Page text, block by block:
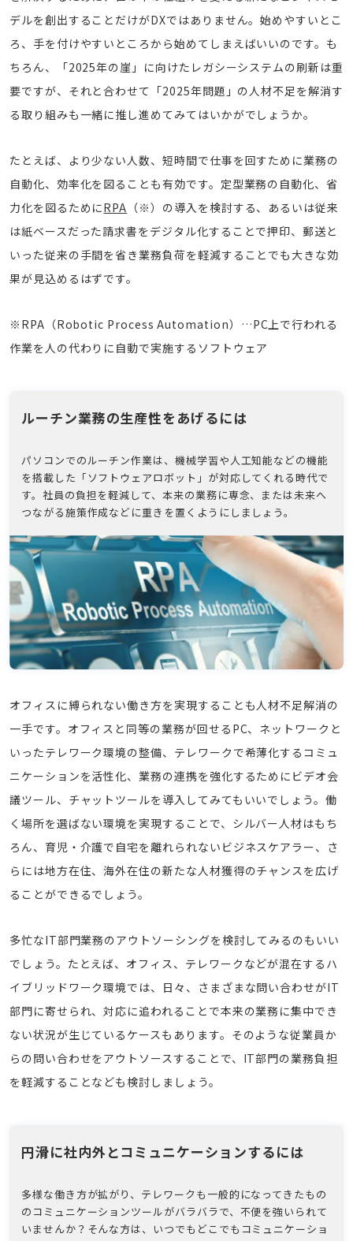
デルを創出することだけがDXではありません。始めやすいとこ
ろ、手を付けやすいところから始めてしまえばいいのです。も
ちろん、「2025年の崖」に向けたレガシーシステムの刷新は重
要ですが、それと合わせて「2025年問題」の人材不足を解消す
る取り組みも一緒に推し進めてみてはいかがでしょうか。
たとえば、より少ない人数、短時間で仕事を回すために業務の
自動化、効率化を図ることも有効です。定型業務の自動化、省
力化を図るためにRPA （※）の導入を検討する、あるいは従来
は紙ベースだった請求書をデジタル化することで押印、郵送と
いった従来の手間を省き業務負荷を軽減することでも大きな効
果が見込めるはずです。
※RPA（Robotic Process Automation）…PC上で行われる
作業を人の代わりに自動で実施するソフトウェア
ルーチン業務の生産性をあげるには
パソコンでのルーチン作業は、機械学習や人工知能などの機能
を搭載した「ソフトウェアロボット」が対応してくれる時代で
す。社員の負担を軽減して、本来の業務に専念、または未来へ
つながる施策作成などに重きを置くようにしましょう。
オフィスに縛られない働き方を実現することも人材不足解消の
一手です。オフィスと同等の業務が回せるPC、ネットワークと
いったテレワーク環境の整備、テレワークで希薄化するコミュ
ニケーションを活性化、業務の連携を強化するためにビデオ会
議ツール、チャットツールを導入してみてもいいでしょう。働
く場所を選ばない環境を実現することで、シルバー人材はもち
ろん、育児・介護で自宅を離れられないビジネスケアラー、さ
らには地方在住、海外在住の新たな人材獲得のチャンスを広げ
ることができるでしょう。
多忙なIT部門業務のアウトソーシングを検討してみるのもいい
でしょう。たとえば、オフィス、テレワークなどが混在するハ
イブリッドワーク環境では、日々、さまざまな問い合わせがIT
部門に寄せられ、対応に追われることで本来の業務に集中でき
ない状況が生じているケースもあります。そのような従業員か
らの問い合わせをアウトソースすることで、IT部門の業務負担
を軽減することなども検討しましょう。
円滑に社内外とコミュニケーションするには
多様な働き方が拡がり、テレワークも一般的になってきたもの
のコミュニケーションツールがバラバラで、不便を強いられて
いませんか？そんな方は、いつでもどこでもコミュニケーショ